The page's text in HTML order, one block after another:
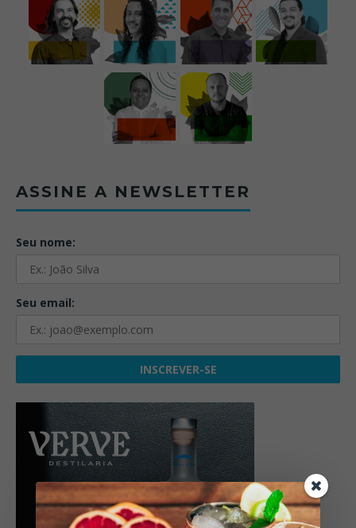
ASSINE A NEWSLETTER
Seu nome:
Seu email: